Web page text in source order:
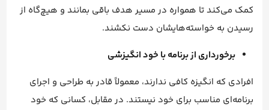
کمک می‌کند تا همواره در مسیر هدف باقی بمانند و هیچ‌گاه از
رسیدن به خواسته‌هایشان دست نکشند.
برخورداری از برنامه با خود انگیزشی
افرادی که انگیزه کافی ندارند، معمولاً قادر به طراحی و اجرای
برنامه‌ای مناسب برای خود نیستند. در مقابل، کسانی که خود